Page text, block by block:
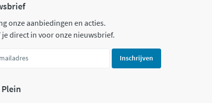
onze aanbiedingen en acties.
je direct in voor onze nieuwsbrief.
Inschrijven